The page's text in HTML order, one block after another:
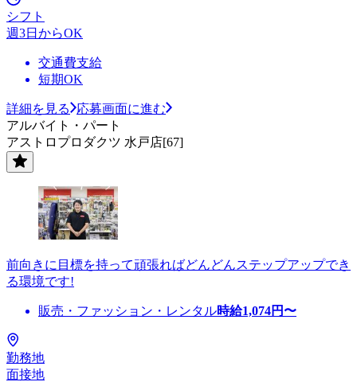
シフト
週3日からOK
交通費支給
短期OK
詳細を見る
応募画面に進む
アルバイト・パート
アストロプロダクツ 水戸店[67]
前向きに目標を持って頑張ればどんどんステップアップでき
る環境です!
販売・ファッション・レンタル時給1,074円〜
勤務地
面接地